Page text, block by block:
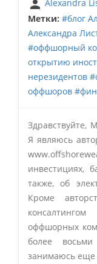
person Alexandra
Метки: #блог
Александра
#оффшорный
открытию
нерезидентов
оффшоров
Здравствуйте,
Я являюсь
инвестициях,
также, об
Кроме
оффшорных
более
занимаюсь еще